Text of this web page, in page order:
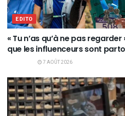
EDITO
« Tu n’as qu’à ne pas
que les influenceurs sont
7 AOÛT 2026